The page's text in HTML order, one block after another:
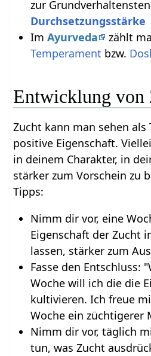
zur
Durchsetzungsstärke
Im Ayurveda zählt
Temperament bzw.
Entwicklung von
Zucht kann man sehen als
positive Eigenschaft.
in deinem Charakter, in
stärker zum Vorschein zu
Tipps:
Nimm dir vor, eine
Eigenschaft der Zucht
lassen, stärker zum
Fasse den Entschluss:
Woche will ich die die
kultivieren. Ich freue
Woche ein züchtigerer
Nimm dir vor, täglich
tun, was Zucht